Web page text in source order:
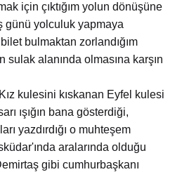
için çıktığım yolun dönüşüne
günü yolculuk yapmaya
bilet bulmaktan zorlandığım
sulak alanında olmasına karşın
kulesini kıskanan Eyfel kulesi
ışığın bana gösterdiği,
yazdırdığı o muhteşem
aralarında olduğu
gibi cumhurbaşkanı